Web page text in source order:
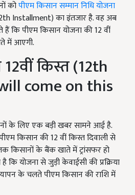
कोपीएम किसान सम्मान निधि योजना
Installment) का इंतजार है. वह अब
कि पीएम किसान योजना की 12 वीं
में आएगी.
किस्त (12th
come on this
के लिए एक बड़ी खबर सामने आई है.
किसान की 12 वीं किस्त दिवाली से
किसानों के बैंक खाते में ट्रांसफर हो
कि योजना से जुड़ी केवाईसी की प्रक्रिया
के चलते पीएम किसान की राशि में